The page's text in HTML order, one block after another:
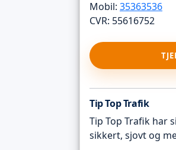
Mobil: 35363536
CVR: 55616752
Tip Top Trafik
Tip Top Trafik har
sikkert, sjovt og